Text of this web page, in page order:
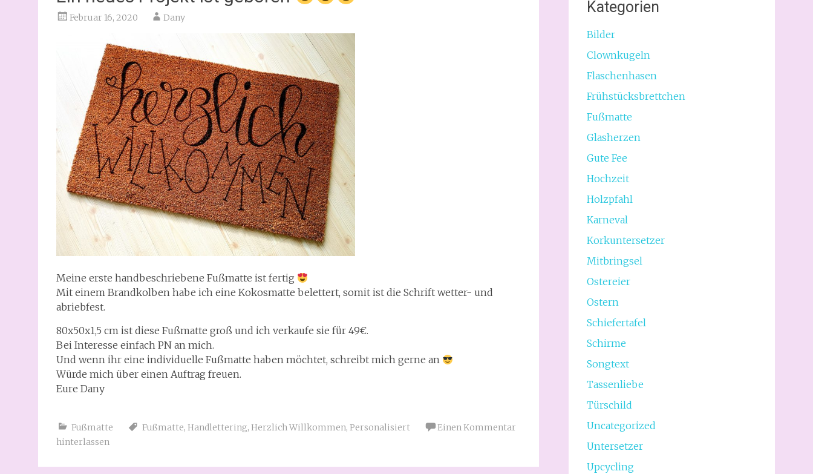
Februar 16, 2020 Dany
Meine erste handbeschriebene Fußmatte ist fertig
Mit einem Brandkolben habe ich eine Kokosmatte belettert, somit ist die Schrift wetter- und
abriebfest.
80x50x1,5 cm ist diese Fußmatte groß und ich verkaufe sie für 49€.
Bei Interesse einfach PN an mich.
Und wenn ihr eine individuelle Fußmatte haben möchtet, schreibt mich gerne an
Würde mich über einen Auftrag freuen.
Eure Dany
Fußmatte Fußmatte, Handlettering, Herzlich Willkommen, Personalisiert
Einen Kommentar
hinterlassen
Kategorien
Bilder
Clownkugeln
Flaschenhasen
Frühstücksbrettchen
Fußmatte
Glasherzen
Gute Fee
Hochzeit
Holzpfahl
Karneval
Korkuntersetzer
Mitbringsel
Ostereier
Ostern
Schiefertafel
Schirme
Songtext
Tassenliebe
Türschild
Uncategorized
Untersetzer
Upcycling